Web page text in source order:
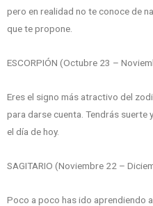
pero en realidad no te conoce de
que te propone.
ESCORPIÓN (Octubre 23 –
Eres el signo más atractivo del
para darse cuenta. Tendrás suerte
el día de hoy.
SAGITARIO (Noviembre 22 –
Poco a poco has ido aprendiendo